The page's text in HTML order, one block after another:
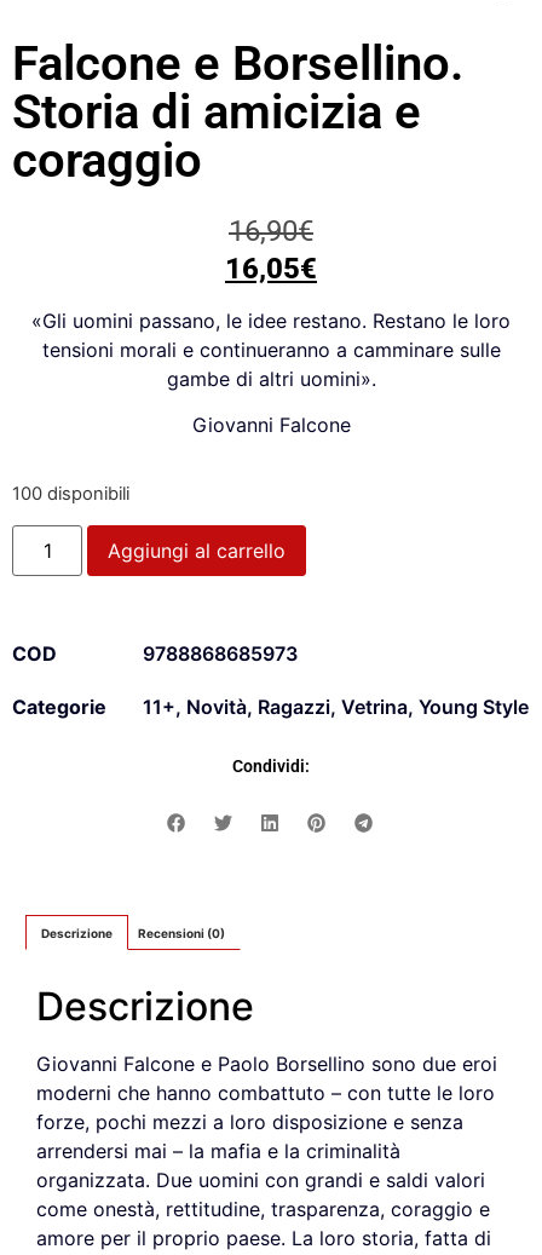
Falcone e Borsellino.
Storia di amicizia e
coraggio
16,90€
16,05€
«Gli uomini passano, le idee restano. Restano le loro
tensioni morali e continueranno a camminare sulle
gambe di altri uomini».
Giovanni Falcone
100 disponibili
Aggiungi al carrello
COD 9788868685973
Categorie 11+, Novità, Ragazzi, Vetrina, Young Style
Condividi:
Descrizione Recensioni (0)
Descrizione
Giovanni Falcone e Paolo Borsellino sono due eroi
moderni che hanno combattuto – con tutte le loro
forze, pochi mezzi a loro disposizione e senza
arrendersi mai – la mafia e la criminalità
organizzata. Due uomini con grandi e saldi valori
come onestà, rettitudine, trasparenza, coraggio e
amore per il proprio paese. La loro storia, fatta di